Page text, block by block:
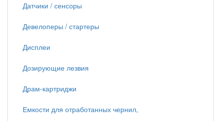
Датчики / сенсоры
Девелоперы / стартеры
Дисплеи
Дозирующие лезвия
Драм-картриджи
Емкости для отработанных чернил,